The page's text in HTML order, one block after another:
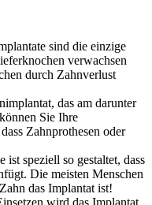
sind die einzige
verwachsen
durch Zahnverlust
das am darunter
Sie Ihre
Zahnprothesen oder
speziell so gestaltet, dass
Die meisten Menschen
das Implantat ist!
wird das Implantat